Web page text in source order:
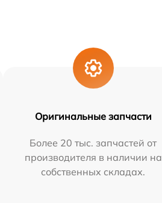
Оригинальные запчасти
Более 20 тыс. запчастей от
производителя в наличии на
собственных складах.